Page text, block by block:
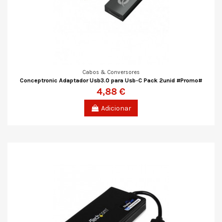
Cabos & Conversores
Conceptronic Adaptador Usb3.0 para Usb-C Pack 2unid #Promo#
4,88 €
Adicionar